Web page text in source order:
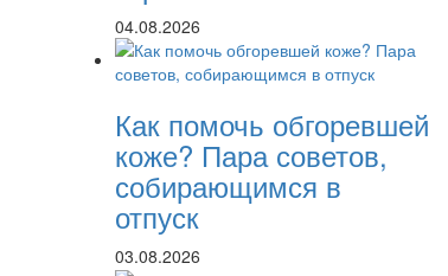
04.08.2026
Как помочь обгоревшей
коже? Пара советов,
собирающимся в
отпуск
03.08.2026